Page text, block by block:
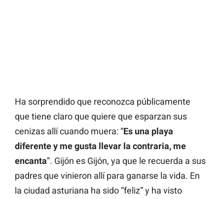
Ha sorprendido que reconozca públicamente
que tiene claro que quiere que esparzan sus
cenizas allí cuando muera: “Es una playa
diferente y me gusta llevar la contraria, me
encanta”. Gijón es Gijón, ya que le recuerda a sus
padres que vinieron allí para ganarse la vida. En
la ciudad asturiana ha sido “feliz” y ha visto